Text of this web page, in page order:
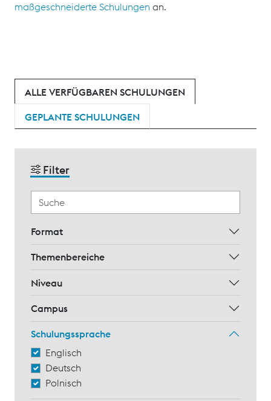
maßgeschneiderte Schulungen an.
ALLE VERFÜGBAREN SCHULUNGEN
GEPLANTE SCHULUNGEN
Filter
Format
Themenbereiche
Niveau
Campus
Schulungssprache
Englisch
Deutsch
Polnisch